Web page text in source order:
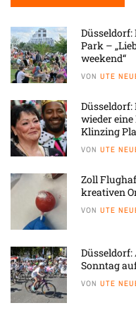
Park –
weekend“
VON UTE
wieder
Klinzing
VON UTE
Zoll
kreativen
VON UTE
Düsseldorf:
Sonntag
VON UTE